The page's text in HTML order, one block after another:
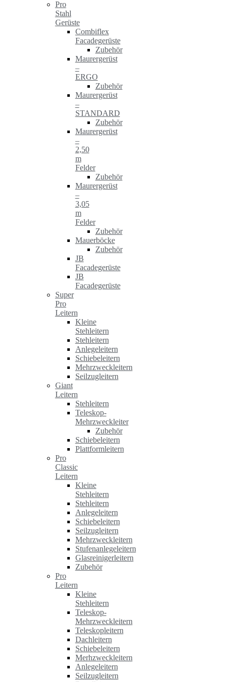
Pro
Stahl
Gerüste
Combiflex
Facadegerüste
Zubehör
Maurergerüst
–
ERGO
Zubehör
Maurergerüst
–
STANDARD
Zubehör
Maurergerüst
–
2,50
m
Felder
Zubehör
Maurergerüst
–
3,05
m
Felder
Zubehör
Mauerböcke
Zubehör
JB
Facadegerüste
JB
Facadegerüste
Super
Pro
Leitern
Kleine
Stehleitern
Stehleitern
Anlegeleitern
Schiebeleitern
Mehrzweckleitern
Seilzugleitern
Giant
Leitern
Stehleitern
Teleskop-
Mehrzweckleiter
Zubehör
Schiebeleitern
Plattformleitern
Pro
Classic
Leitern
Kleine
Stehleitern
Stehleitern
Anlegeleitern
Schiebeleitern
Seilzugleitern
Mehrzweckleitern
Stufenanlegeleitern
Glasreinigerleitern
Zubehör
Pro
Leitern
Kleine
Stehleitern
Teleskop-
Mehrzweckleitern
Teleskopleitern
Dachleitern
Schiebeleitern
Merhzweckleitern
Anlegeleitern
Seilzugleitern